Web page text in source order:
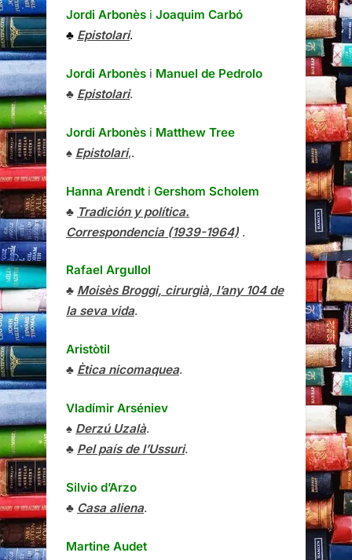
Jordi Arbonès i Joaquim Carbó
♣ Epistolari.
Jordi Arbonès i Manuel de Pedrolo
♣ Epistolari.
Jordi Arbonès i Matthew Tree
♠ Epistolari,.
Hanna Arendt i Gershom Scholem
♣ Tradición y política.
Correspondencia (1939-1964) .
Rafael Argullol
♣ Moisès Broggi, cirurgià, l’any 104 de
la seva vida.
Aristòtil
♣ Ètica nicomaquea.
Vladímir Arséniev
♠ Derzú Uzalà.
♣ Pel país de l’Ussuri.
Silvio d’Arzo
♣ Casa aliena.
Martine Audet